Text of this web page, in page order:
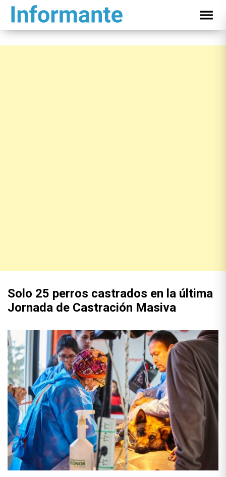
Solo 25 perros castrados en la última
Jornada de Castración Masiva